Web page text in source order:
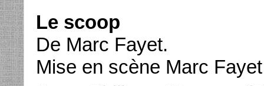
Le scoop
De Marc Fayet.
Mise en scène Marc